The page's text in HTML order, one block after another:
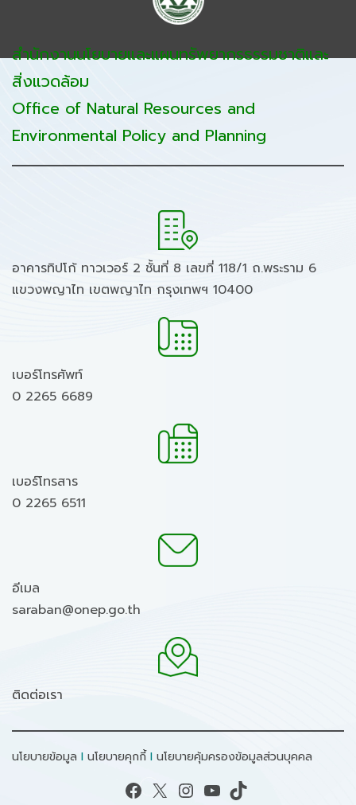
สำนักงานนโยบายและแผนทรัพยากรธรรมชาติและ
สิ่งแวดล้อม
Office of Natural Resources and
Environmental Policy and Planning
อาคารทิปโก้ ทาวเวอร์ 2 ชั้นที่ 8 เลขที่ 118/1 ถ.พระราม 6
แขวงพญาไท เขตพญาไท กรุงเทพฯ 10400
เบอร์โทรศัพท์
0 2265 6689
เบอร์โทรสาร
0 2265 6511
อีเมล
saraban@onep.go.th
ติดต่อเรา
นโยบายข้อมูล I นโยบายคุกกี้ I นโยบายคุ้มครองข้อมูลส่วนบุคคล
Facebook X Instagram YouTube TikTok